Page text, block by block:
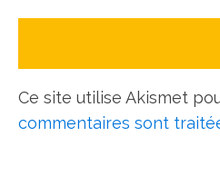
Ce site utilise Akismet
commentaires sont